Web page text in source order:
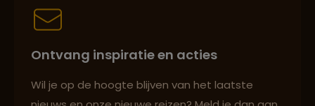
Persoonlijk en deskundig reisadvies
Ontvang inspiratie en acties
Wil je op de hoogte blijven van het laatste